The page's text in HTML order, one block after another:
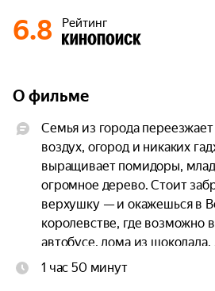
6.8 Рейтинг
О фильме
Семья из города
воздух, огород и никаких
выращивает помидоры,
огромное дерево. Стоит
верхушку — и окажешься в
королевстве, где возможно
автобусе, дома из шоколада,
исполняющие желания.
1 час 50 минут